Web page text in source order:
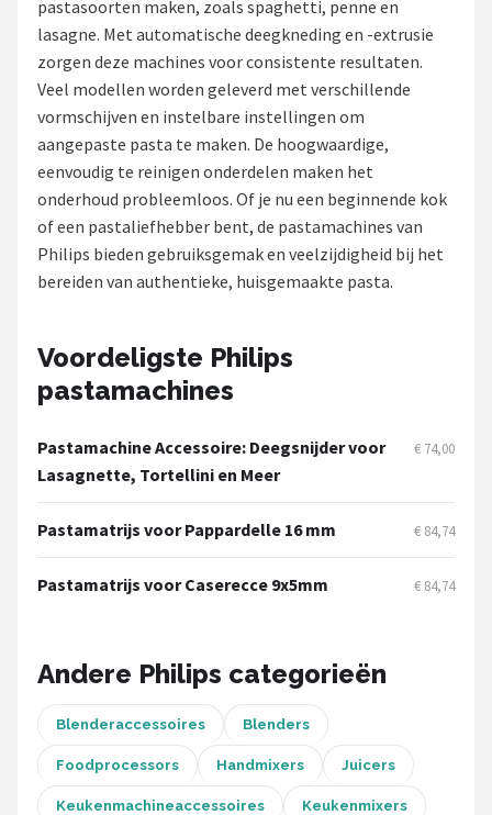
Juicers
Shop
POPULAIRE MERKEN
Kenwood
Moulinex
KitchenAid
Braun
Bardi
Bartscher
Nutribullet
Philips
Alle merken →
pastasoorten maken, zoals spaghetti, penne en
lasagne. Met automatische deegkneding en -extrusie
zorgen deze machines voor consistente resultaten.
Veel modellen worden geleverd met verschillende
vormschijven en instelbare instellingen om
aangepaste pasta te maken. De hoogwaardige,
eenvoudig te reinigen onderdelen maken het
onderhoud probleemloos. Of je nu een beginnende kok
of een pastaliefhebber bent, de pastamachines van
Philips bieden gebruiksgemak en veelzijdigheid bij het
bereiden van authentieke, huisgemaakte pasta.
Voordeligste Philips
pastamachines
Pastamachine Accessoire: Deegsnijder voor
Lasagnette, Tortellini en Meer
€ 74,00
Pastamatrijs voor Pappardelle 16 mm € 84,74
Pastamatrijs voor Caserecce 9x5mm € 84,74
Andere Philips categorieën
Blenderaccessoires Blenders
Foodprocessors Handmixers Juicers
Keukenmachineaccessoires Keukenmixers